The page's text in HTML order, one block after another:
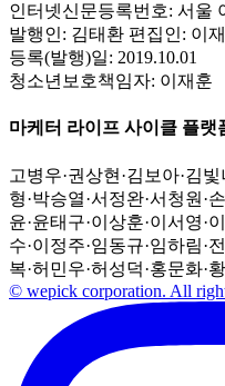
인터넷신문등록번호: 서울
발행인: 김태환 편집인: 이
등록(발행)일: 2019.10.01
청소년보호책임자: 이재훈
마케터 라이프 사이클 플
고병우·권상현 ·김보아·김빛
형·박승열·서정완·서청원 ·
윤·윤태구·이상훈·이서영·
수·이정주·임동규·임하림·
복·허민우·허성덕·홍문화·
© wepick corporation. All